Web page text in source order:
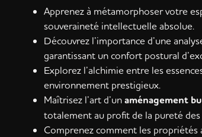
Apprenez à métamorphoser votre
souveraineté intellectuelle absolue.
Découvrez l’importance d’une
garantissant un confort postural
Explorez l’alchimie entre les
environnement prestigieux.
Maîtrisez l’art d’unaménagement
totalement au profit de la pureté des
Comprenez comment les propriétés